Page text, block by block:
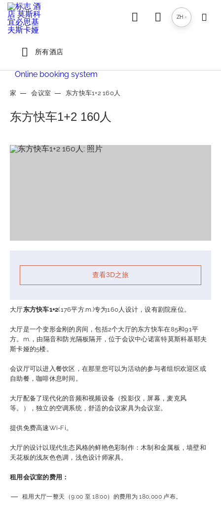
所有酒店
ZH
会议室
服务
Online booking system
家 会议室 东方快车1+2 160人
东方快车1+2 160人
查看3D之旅
大厅东方快车1+2(176平方.m.)专为160人设计，设有剧院座位。
大厅是一个变形金刚的房间，包括2个大厅的东方快车在85和91平
方。m.，由隔音和防光隔板隔开，位于会议中心诺富特莫斯科基耶夫
斯卡娅的5楼。
会议厅可以进入餐饮区，在那里您可以为活动的参与者组织欢迎区或
自助餐，咖啡休息时间。
大厅配备了现代化的音频和视频设备（投影仪，屏幕，麦克风
等。），独立的空调系统，舒适的会议家具为会议室。
提供免费高速Wi-Fi。
大厅的设计以现代生态风格的鲜艳色彩制作：木制和金属板，墙壁和
天花板的浅灰色色调，浅色设计师家具。
租用会议室的费用：
租用大厅一整天（9:00 至 18:00）的费用为 180,000 卢布。